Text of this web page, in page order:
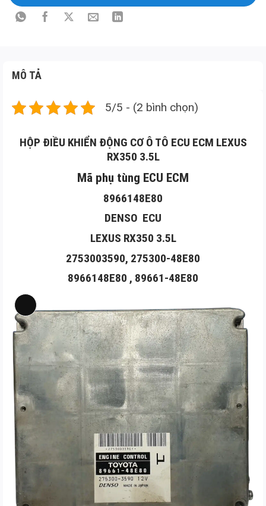
MÔ TẢ
5/5 - (2 bình chọn)
HỘP ĐIỀU KHIỂN ĐỘNG CƠ Ô TÔ ECU ECM LEXUS
RX350 3.5L
Mã phụ tùng ECU ECM
8966148E80
DENSO ECU
LEXUS RX350 3.5L
2753003590, 275300-48E80
8966148E80 , 89661-48E80
Long
Mô
tả
sản
phẩm